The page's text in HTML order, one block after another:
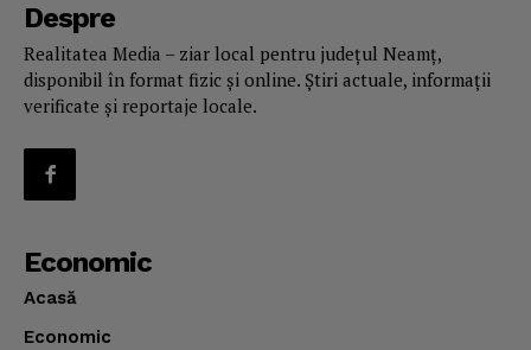
Despre
Realitatea Media – ziar local pentru județul Neamț,
disponibil în format fizic și online. Știri actuale, informații
verificate și reportaje locale.
Economic
Acasă
Economic